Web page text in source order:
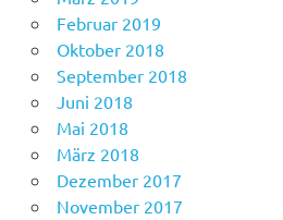
Februar 2019
Oktober 2018
September 2018
Juni 2018
Mai 2018
März 2018
Dezember 2017
November 2017